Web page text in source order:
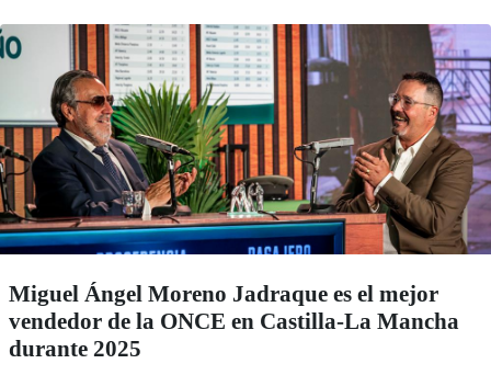
Miguel Ángel Moreno Jadraque es el mejor
vendedor de la ONCE en Castilla-La Mancha
durante 2025